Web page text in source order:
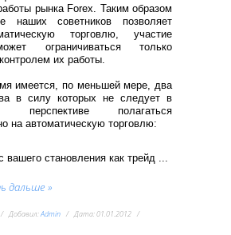
рынка Forex. Таким образом
наших советников позволяет
торговлю, участие
ограничиваться только
их работы.
имеется, по меньшей мере, два
в силу которых не следует в
перспективе полагаться
на автоматическую торговлю:
вашего становления как трейд ...
дальше »
Добавил:Admin Дата:01.01.2012